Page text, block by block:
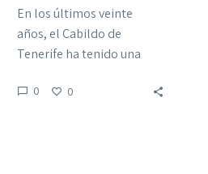
En los últimos veinte
años, el Cabildo de
Tenerife ha tenido una
el turismo a la naturaleza,
0 0